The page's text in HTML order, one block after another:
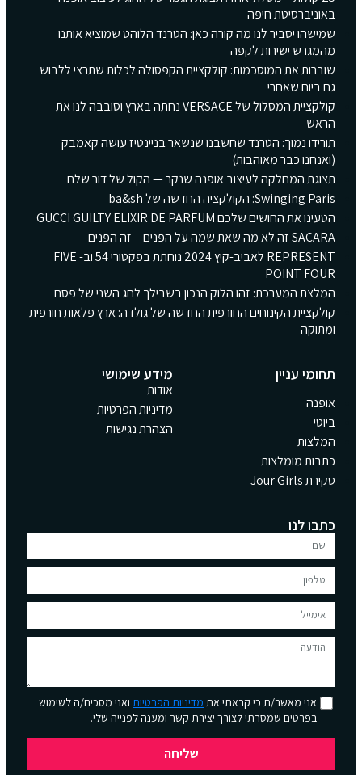
באוניברסיטת חיפה
שמישהו יסביר לנו מה קורה כאן: הטרנד הלוהט שמוציא אותנו
מהמגרש ישירות לקפה
שוברות את המוסכמות: קולקציית הקפסולה לכלות שתרצי ללבוש
גם ביום שאחרי
קולקציית המסלול של VERSACE נחתה בארץ וסובבה לנו את
הראש
תורידו נמוך: הטרנד שחשבנו שנשאר בניינטיז עושה קאמבק
(ואנחנו כבר מאוהבות)
תצוגת המחלקה לעיצוב אופנה שנקר — הקול של דור שלם
Swinging Paris: הקולקציה החדשה של ba&sh
הטעינו את החושים שלכם GUCCI GUILTY ELIXIR DE PARFUM
SACARA זה לא מה שאת שמה על הפנים – זה הפנים
REPRESENT לאביב-קיץ 2024 נוחתת בפקטורי 54 וב- FIVE
POINT FOUR
המלצת המערכת: זהו הלוק הנכון בשבילך לחג השני של פסח
קולקציית הקינוחים החורפית החדשה של גולדה: ארץ פלאות חורפית
ומתוקה
תחומי עניין
אופנה
ביוטי
המלצות
כתבות מומלצות
סקירת Jour Girls
מידע שימושי
אודות
מדיניות הפרטיות
הצהרת נגישות
כתבו לנו
אני מאשר/ת כי קראתי את מדיניות הפרטיותואני מסכים/ה לשימוש
בפרטים שמסרתי לצורך יצירת קשר ומענה לפנייה שלי.
שליחה